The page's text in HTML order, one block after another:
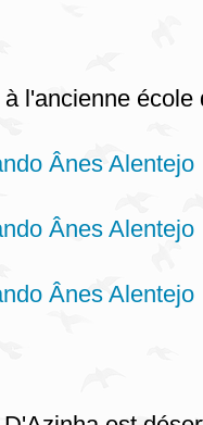
l'ancienne école